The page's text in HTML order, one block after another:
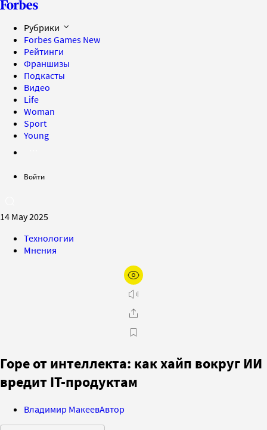
Рубрики
Forbes Games New
Рейтинги
Франшизы
Подкасты
Видео
Life
Woman
Sport
Young
Войти
14 May 2025
Технологии
Мнения
Горе от интеллекта: как хайп вокруг ИИ
вредит IT-продуктам
Владимир МакеевАвтор